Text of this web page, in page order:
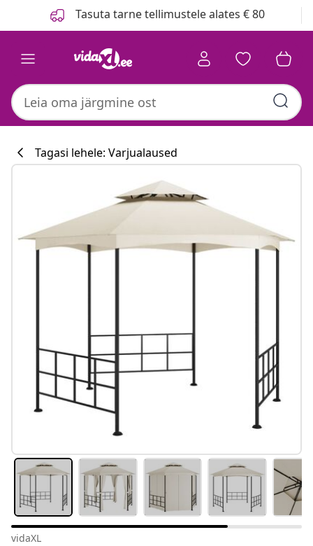
Tasuta tarne tellimustele alates € 80
Tagasi lehele: Varjualaused
vidaXL